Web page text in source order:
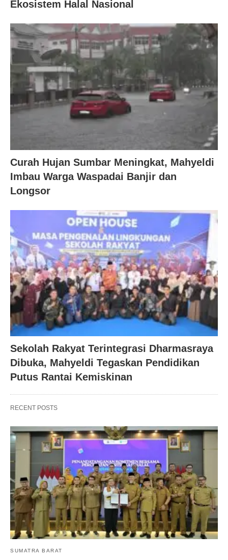
Ekosistem Halal Nasional
Curah Hujan Sumbar Meningkat, Mahyeldi
Imbau Warga Waspadai Banjir dan
Longsor
Sekolah Rakyat Terintegrasi Dharmasraya
Dibuka, Mahyeldi Tegaskan Pendidikan
Putus Rantai Kemiskinan
RECENT POSTS
SUMATRA BARAT